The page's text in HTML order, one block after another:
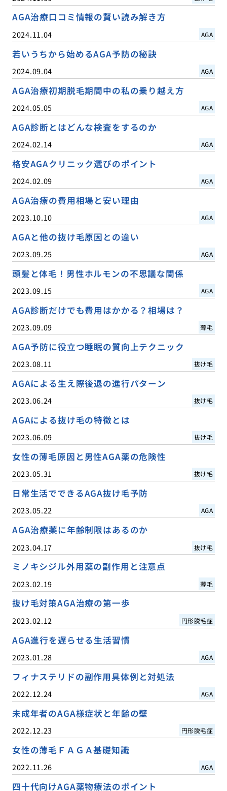
AGA治療口コミ情報の賢い読み解き方
2024.11.04 AGA
若いうちから始めるAGA予防の秘訣
2024.09.04 AGA
AGA治療初期脱毛期間中の私の乗り越え方
2024.05.05 AGA
AGA診断とはどんな検査をするのか
2024.02.14 AGA
格安AGAクリニック選びのポイント
2024.02.09 AGA
AGA治療の費用相場と安い理由
2023.10.10 AGA
AGAと他の抜け毛原因との違い
2023.09.25 AGA
頭髪と体毛！男性ホルモンの不思議な関係
2023.09.15 AGA
AGA診断だけでも費用はかかる？相場は？
2023.09.09 薄毛
AGA予防に役立つ睡眠の質向上テクニック
2023.08.11 抜け毛
AGAによる生え際後退の進行パターン
2023.06.24 抜け毛
AGAによる抜け毛の特徴とは
2023.06.09 抜け毛
女性の薄毛原因と男性AGA薬の危険性
2023.05.31 抜け毛
日常生活でできるAGA抜け毛予防
2023.05.22 AGA
AGA治療薬に年齢制限はあるのか
2023.04.17 抜け毛
ミノキシジル外用薬の副作用と注意点
2023.02.19 薄毛
抜け毛対策AGA治療の第一歩
2023.02.12 円形脱毛症
AGA進行を遅らせる生活習慣
2023.01.28 AGA
フィナステリドの副作用具体例と対処法
2022.12.24 AGA
未成年者のAGA様症状と年齢の壁
2022.12.23 円形脱毛症
女性の薄毛ＦＡＧＡ基礎知識
2022.11.26 AGA
四十代向けAGA薬物療法のポイント